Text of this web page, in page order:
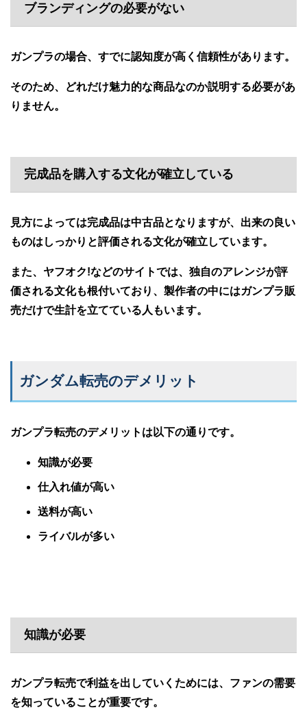
ブランディングの必要がない
ガンプラの場合、すでに認知度が高く信頼性があります。
そのため、どれだけ魅力的な商品なのか説明する必要があ
りません。
完成品を購入する文化が確立している
見方によっては完成品は中古品となりますが、出来の良い
ものはしっかりと評価される文化が確立しています。
また、ヤフオク!などのサイトでは、独自のアレンジが評
価される文化も根付いており、製作者の中にはガンプラ販
売だけで生計を立てている人もいます。
ガンダム転売のデメリット
ガンプラ転売のデメリットは以下の通りです。
知識が必要
仕入れ値が高い
送料が高い
ライバルが多い
知識が必要
ガンプラ転売で利益を出していくためには、ファンの需要
を知っていることが重要です。